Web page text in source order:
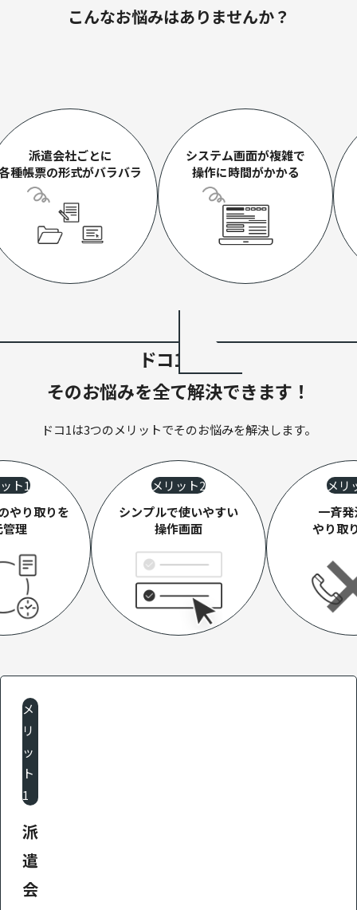
こんなお悩みはありませんか？
派遣会社ごとに
種帳票の形式がバラバラ
システム画面が複雑で
操作に時間がかかる
ドコ1なら
そのお悩みを全て解決できます！
ドコ1は3つのメリットでそのお悩みを解決します。
ト1
やり取りを
管理
メリット2
シンプルで使いやすい
操作画面
メリ
一斉
やり取
メ
リ
ッ
ト
1
派
遣
会